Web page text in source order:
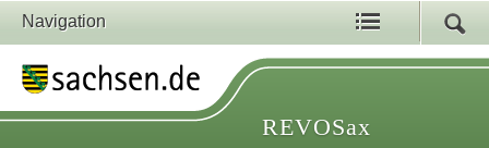
Navigation
REVOSax